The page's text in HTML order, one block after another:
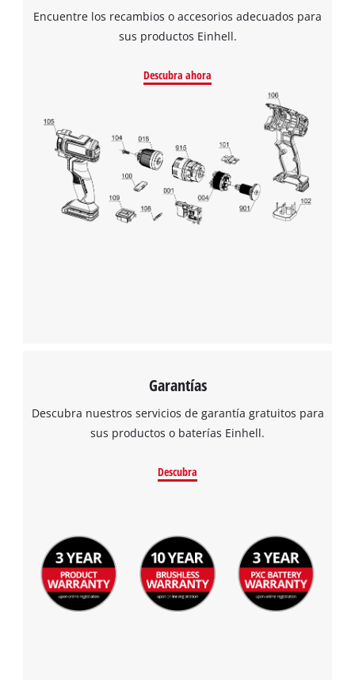
Encuentre los recambios o accesorios adecuados para
sus productos Einhell.
Descubra ahora
Garantías
Descubra nuestros servicios de garantía gratuitos para
sus productos o baterías Einhell.
Descubra